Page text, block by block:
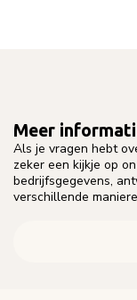
Meer
Als je vragen hebt
zeker een kijkje op
bedrijfsgegevens,
verschillende